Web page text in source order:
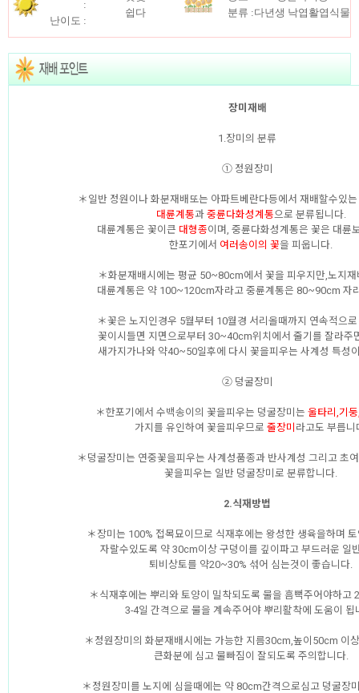
:
난이도 :
쉽다
분류 :다년생 낙엽활엽식물
장미재배
1.장미의 분류
① 정원장미
＊일반 정원이나 화분재배또는 아파트베란다등에서 재배할수있는
대륜계통과중륜다화성계통으로 분류됩니다.
대륜계통은 꽃이큰 대형종이며, 중륜다화성계통은 꽃은 대륜
한포기에서 여러송이의 꽃을 피웁니다.
＊화분재배시에는 평균 50~80cm에서 꽃을 피우지만,노지
대륜계통은 약 100~120cm자라고 중륜계통은 80~90cm 자
＊꽃은 노지인경우 5월부터 10월경 서리올때까지 연속적으
꽃이시들면 지면으로부터 30~40cm위치에서 줄기를 잘라주
새가지가나와 약40~50일후에 다시 꽃을피우는 사계성 특성
② 덩굴장미
＊한포기에서 수백송이의 꽃을피우는 덩굴장미는 울타리,기
가지를 유인하여 꽃을피우므로 줄장미라고도 부릅니
＊덩굴장미는 연중꽃을피우는 사계성품종과 반사계성 그리고 초
꽃을피우는 일반 덩굴장미로 분류합니다.
2.식재방법
＊장미는 100% 접목묘이므로 식재후에는 왕성한 생육을하며
자랄수있도록 약 30cm이상 구덩이를 깊이파고 부드러운 일
퇴비상토를 약20~30% 섞어 심는것이 좋습니다.
＊식재후에는 뿌리와 토양이 밀착되도록 물을 흠뻑주어야하고
3-4일 간격으로 물을 계속주어야 뿌리활착에 도움이 됩
＊정원장미의 화분재배시에는 가능한 지름30cm,높이50cm 이
큰화분에 심고 물빠짐이 잘되도록 주의합니다.
＊정원장미를 노지에 심을때에는 약 80cm간격으로심고 덩굴장